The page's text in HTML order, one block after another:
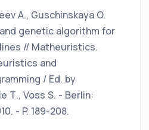
A., Guschinskaya O.
and genetic algorithm for
// Matheuristics.
and
/ Ed. by
Т., Voss S. - Berlin:
- P. 189-208.